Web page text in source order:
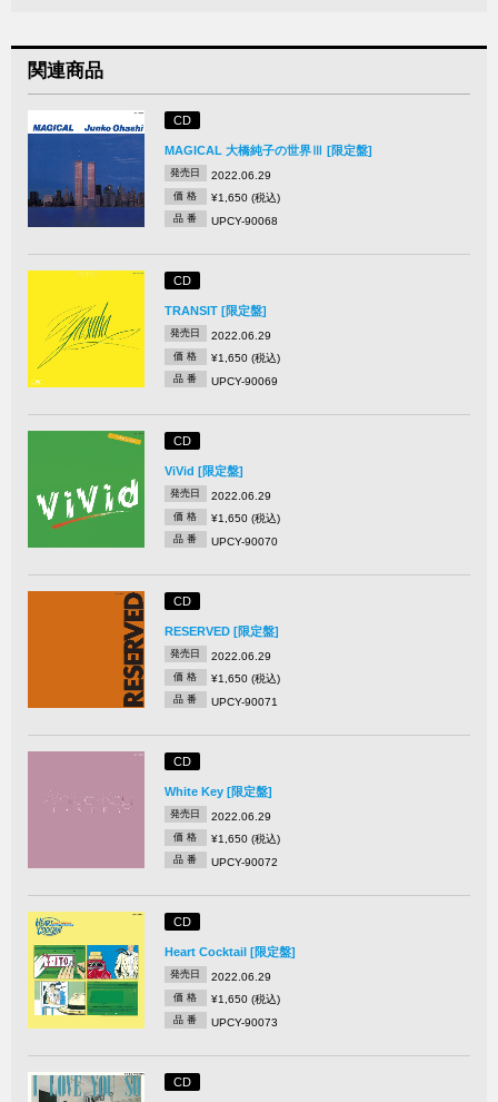
関連商品
CD
MAGICAL 大橋純子の世界Ⅲ [限定盤]
発売日 2022.06.29
価 格 ¥1,650 (税込)
品 番 UPCY-90068
CD
TRANSIT [限定盤]
発売日 2022.06.29
価 格 ¥1,650 (税込)
品 番 UPCY-90069
CD
ViVid [限定盤]
発売日 2022.06.29
価 格 ¥1,650 (税込)
品 番 UPCY-90070
CD
RESERVED [限定盤]
発売日 2022.06.29
価 格 ¥1,650 (税込)
品 番 UPCY-90071
CD
White Key [限定盤]
発売日 2022.06.29
価 格 ¥1,650 (税込)
品 番 UPCY-90072
CD
Heart Cocktail [限定盤]
発売日 2022.06.29
価 格 ¥1,650 (税込)
品 番 UPCY-90073
CD